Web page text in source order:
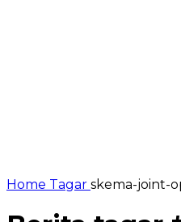
Home Tagar skema-joint-